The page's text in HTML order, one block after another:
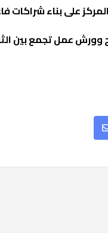
المركز على بناء
عمل تجمع بين
Share
Email